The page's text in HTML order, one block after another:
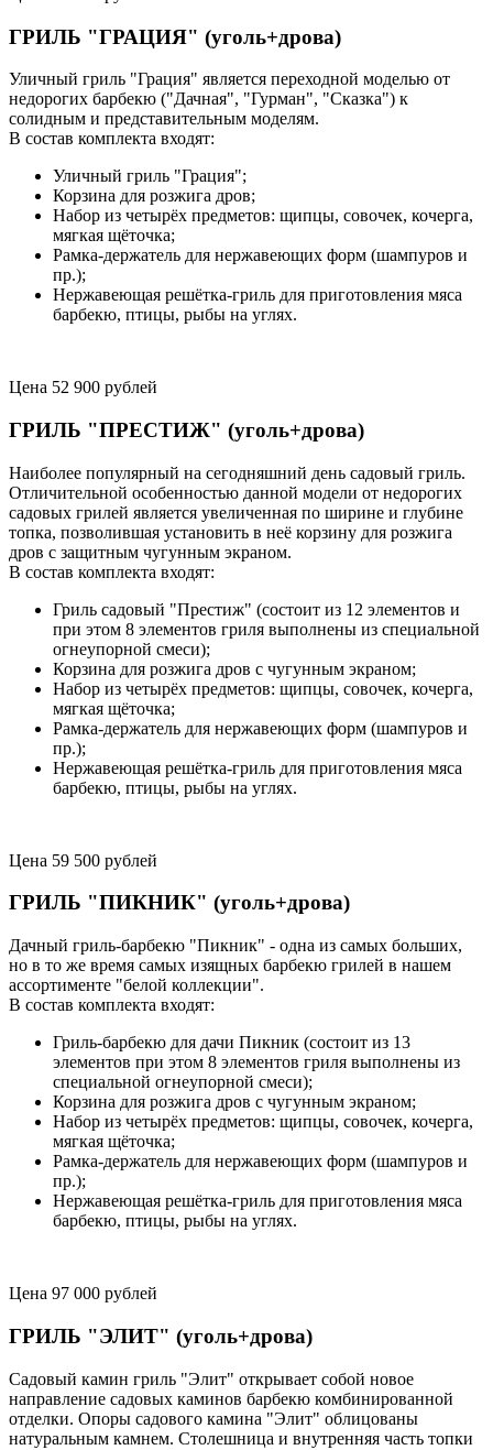
ГРИЛЬ "ГРАЦИЯ" (уголь+дрова)
Уличный гриль "Грация" является переходной моделью от
недорогих барбекю ("Дачная", "Гурман", "Сказка") к
солидным и представительным моделям.
В состав комплекта входят:
Уличный гриль "Грация";
Корзина для розжига дров;
Набор из четырёх предметов: щипцы, совочек, кочерга,
мягкая щёточка;
Рамка-держатель для нержавеющих форм (шампуров и
пр.);
Нержавеющая решётка-гриль для приготовления мяса
барбекю, птицы, рыбы на углях.
Цена 52 900 рублей
ГРИЛЬ "ПРЕСТИЖ" (уголь+дрова)
Наиболее популярный на сегодняшний день садовый гриль.
Отличительной особенностью данной модели от недорогих
садовых грилей является увеличенная по ширине и глубине
топка, позволившая установить в неё корзину для розжига
дров с защитным чугунным экраном.
В состав комплекта входят:
Гриль садовый "Престиж" (состоит из 12 элементов и
при этом 8 элементов гриля выполнены из специальной
огнеупорной смеси);
Корзина для розжига дров с чугунным экраном;
Набор из четырёх предметов: щипцы, совочек, кочерга,
мягкая щёточка;
Рамка-держатель для нержавеющих форм (шампуров и
пр.);
Нержавеющая решётка-гриль для приготовления мяса
барбекю, птицы, рыбы на углях.
Цена 59 500 рублей
ГРИЛЬ "ПИКНИК" (уголь+дрова)
Дачный гриль-барбекю "Пикник" - одна из самых больших,
но в то же время самых изящных барбекю грилей в нашем
ассортименте "белой коллекции".
В состав комплекта входят:
Гриль-барбекю для дачи Пикник (состоит из 13
элементов при этом 8 элементов гриля выполнены из
специальной огнеупорной смеси);
Корзина для розжига дров с чугунным экраном;
Набор из четырёх предметов: щипцы, совочек, кочерга,
мягкая щёточка;
Рамка-держатель для нержавеющих форм (шампуров и
пр.);
Нержавеющая решётка-гриль для приготовления мяса
барбекю, птицы, рыбы на углях.
Цена 97 000 рублей
ГРИЛЬ "ЭЛИТ" (уголь+дрова)
Садовый камин гриль "Элит" открывает собой новое
направление садовых каминов барбекю комбинированной
отделки. Опоры садового камина "Элит" облицованы
натуральным камнем. Столешница и внутренняя часть топки